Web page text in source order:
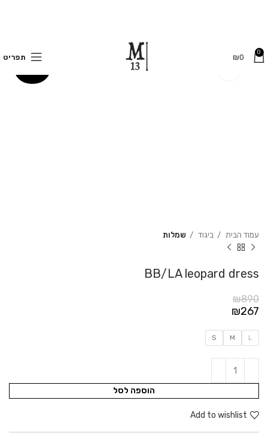
0
₪0 תפריט
עמוד הבית ביגוד שמלות
BB/LA leopard dress
₪890
₪267
L
M
S
הוספה לסל
Add to wishlist